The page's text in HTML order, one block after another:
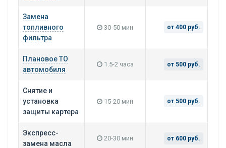
Замена
топливного
фильтра
30-50 мин от 400 руб.
Плановое ТО
автомобиля
1.5-2 часа от 500 руб.
Снятие и
установка
защиты картера
15-20 мин от 500 руб.
Экспресс-
замена масла
20-30 мин от 600 руб.